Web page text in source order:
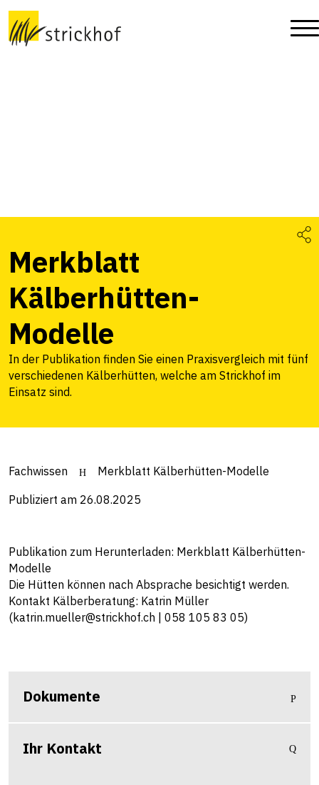
Merkblatt
Kälberhütten-
Modelle
In der Publikation finden Sie einen Praxisvergleich mit fünf
verschiedenen Kälberhütten, welche am Strickhof im
Einsatz sind.
Fachwissen Merkblatt Kälberhütten-Modelle
Publiziert am 26.08.2025
Publikation zum Herunterladen: Merkblatt Kälberhütten-
Modelle
Die Hütten können nach Absprache besichtigt werden.
Kontakt Kälberberatung: Katrin Müller
(katrin.mueller@strickhof.ch | 058 105 83 05)
Dokumente
Ihr Kontakt